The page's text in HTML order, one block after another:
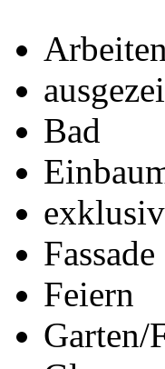
Arbeiten
Bad
exklusiv
Fassade
Feiern
Garten/